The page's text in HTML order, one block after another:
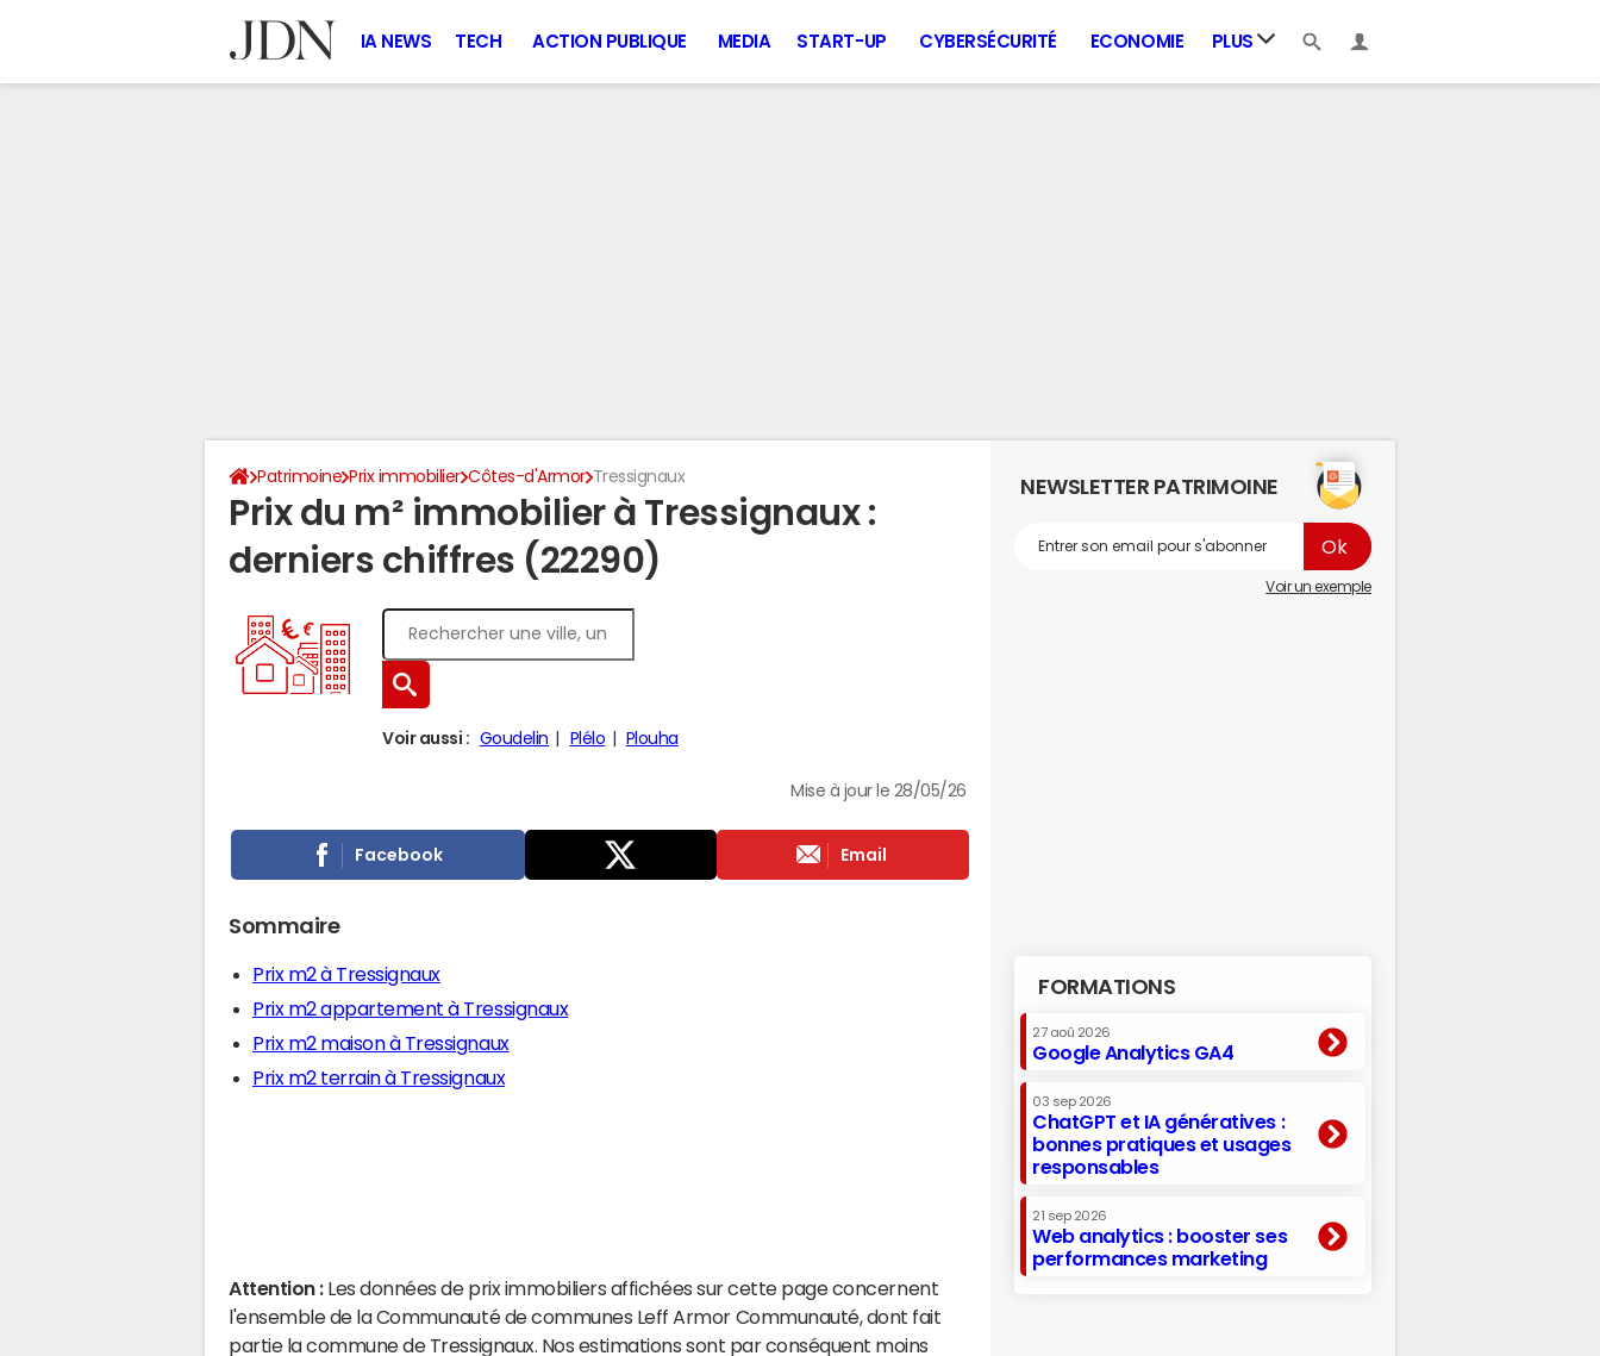
IA NEWS TECH ACTION PUBLIQUE MEDIA START-UP CYBERSÉCURITÉ ECONOMIE PLUS
Patrimoine Prix immobilier Côtes-d'Armor Tressignaux
Prix du m² immobilier à Tressignaux :
derniers chiffres (22290)
Voir aussi : Goudelin Plélo Plouha
Mise à jour le 28/05/26
Facebook Email
Sommaire
Prix m2 à Tressignaux
Prix m2 appartement à Tressignaux
Prix m2 maison à Tressignaux
Prix m2 terrain à Tressignaux
Attention : Les données de prix immobiliers affichées sur cette page concernent
l'ensemble de la Communauté de communes Leff Armor Communauté, dont fait
partie la commune de Tressignaux. Nos estimations sont par conséquent moins
NEWSLETTER PATRIMOINE
Voir un exemple
FORMATIONS
27 aoû 2026
Google Analytics GA4
03 sep 2026
ChatGPT et IA génératives :
bonnes pratiques et usages
responsables
21 sep 2026
Web analytics : booster ses
performances marketing